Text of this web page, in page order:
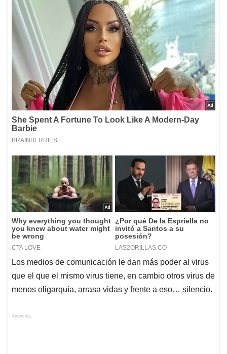
Los medios de comunicación le dan más poder al virus
que el que el mismo virus tiene, en cambio otros virus de
menos oligarquía, arrasa vidas y frente a eso… silencio.
Anuncios.